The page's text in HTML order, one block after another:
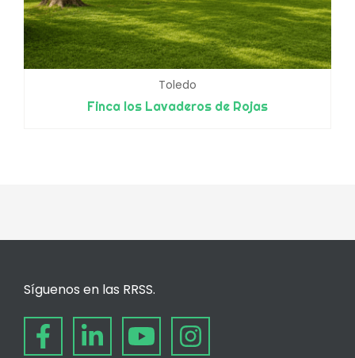
Toledo
Finca los Lavaderos de Rojas
Síguenos en las RRSS.